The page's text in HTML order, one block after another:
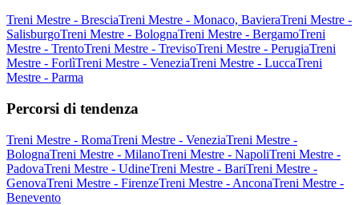
Treni Mestre - BresciaTreni Mestre - Monaco, BavieraTreni Mestre -
SalisburgoTreni Mestre - BolognaTreni Mestre - BergamoTreni
Mestre - TrentoTreni Mestre - TrevisoTreni Mestre - PerugiaTreni
Mestre - ForlìTreni Mestre - VeneziaTreni Mestre - LuccaTreni
Mestre - Parma
Percorsi di tendenza
Treni Mestre - RomaTreni Mestre - VeneziaTreni Mestre -
BolognaTreni Mestre - MilanoTreni Mestre - NapoliTreni Mestre -
PadovaTreni Mestre - UdineTreni Mestre - BariTreni Mestre -
GenovaTreni Mestre - FirenzeTreni Mestre - AnconaTreni Mestre -
Benevento